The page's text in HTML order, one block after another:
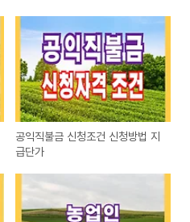
공익직불금 신청조건 신청방법 지
급단가